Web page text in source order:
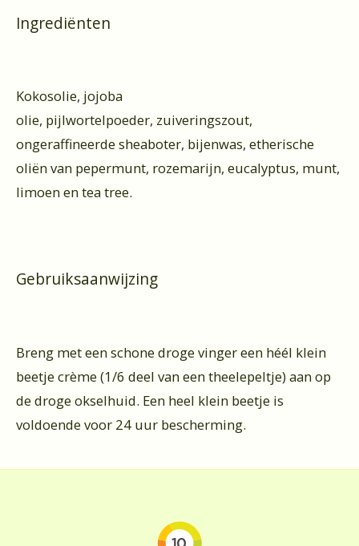
Ingrediënten
Kokosolie, jojoba
olie, pijlwortelpoeder, zuiveringszout,
ongeraffineerde sheaboter, bijenwas, etherische
oliën van pepermunt, rozemarijn, eucalyptus, munt,
limoen en tea tree.
Gebruiksaanwijzing
Breng met een schone droge vinger een héél klein
beetje crème (1/6 deel van een theelepeltje) aan op
de droge okselhuid. Een heel klein beetje is
voldoende voor 24 uur bescherming.